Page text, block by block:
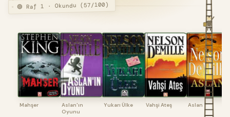
🟢 Raf 1 · Okundu (57/100)
Mahşer
Aslan'ın
Oyunu
Yukarı Ülke Vahşi Ateş Aslan